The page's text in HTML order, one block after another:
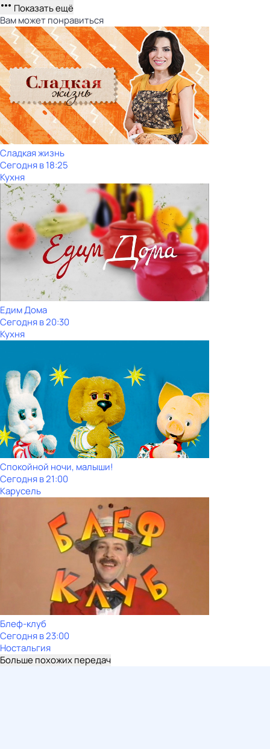
Показать ещё
Вам может понравиться
Сладкая жизнь
Сегодня в 18:25
Кухня
Едим Дома
Сегодня в 20:30
Кухня
Спокойной ночи, малыши!
Сегодня в 21:00
Карусель
Блеф-клуб
Сегодня в 23:00
Ностальгия
Больше похожих передач